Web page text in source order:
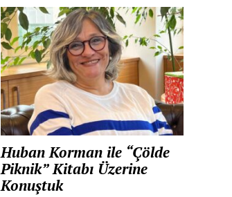
Huban Korman ile “Çölde
Piknik” Kitabı Üzerine
Konuştuk